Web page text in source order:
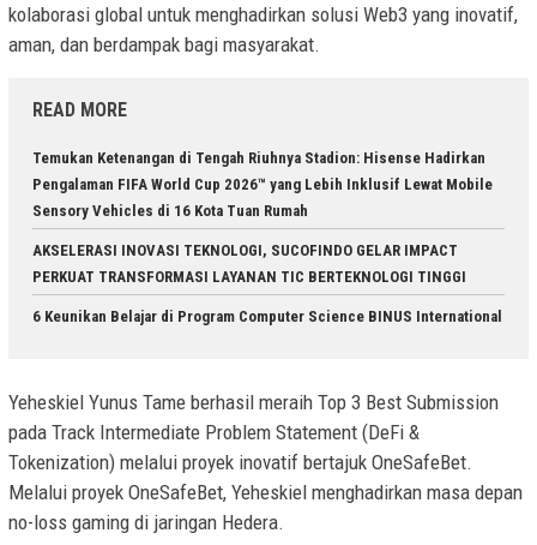
kolaborasi global untuk menghadirkan solusi Web3 yang inovatif,
aman, dan berdampak bagi masyarakat.
READ MORE
Temukan Ketenangan di Tengah Riuhnya Stadion: Hisense Hadirkan
Pengalaman FIFA World Cup 2026™ yang Lebih Inklusif Lewat Mobile
Sensory Vehicles di 16 Kota Tuan Rumah
AKSELERASI INOVASI TEKNOLOGI, SUCOFINDO GELAR IMPACT
PERKUAT TRANSFORMASI LAYANAN TIC BERTEKNOLOGI TINGGI
6 Keunikan Belajar di Program Computer Science BINUS International
Yeheskiel Yunus Tame berhasil meraih Top 3 Best Submission
pada Track Intermediate Problem Statement (DeFi &
Tokenization) melalui proyek inovatif bertajuk OneSafeBet.
Melalui proyek OneSafeBet, Yeheskiel menghadirkan masa depan
no-loss gaming di jaringan Hedera.